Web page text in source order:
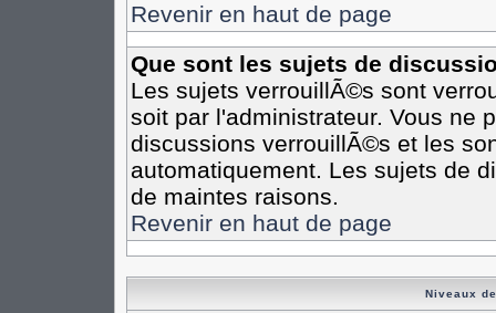
Revenir en haut de page
Que sont les sujets de
Les sujets verrouillÃ©s sont
soit par l'administrateur. Vous ne
discussions verrouillÃ©s et les
automatiquement. Les sujets de
de maintes raisons.
Revenir en haut de page
Niveaux